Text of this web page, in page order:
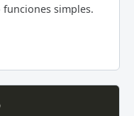
funciones simples.